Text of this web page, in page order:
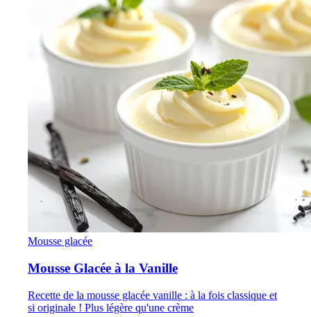
Mousse glacée
Mousse Glacée à la Vanille
Recette de la mousse glacée vanille : à la fois classique et
si originale ! Plus légère qu'une crème